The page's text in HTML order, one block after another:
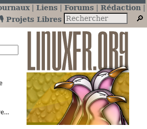
Liens Forums
Rédaction
🎙️ Projets Libres